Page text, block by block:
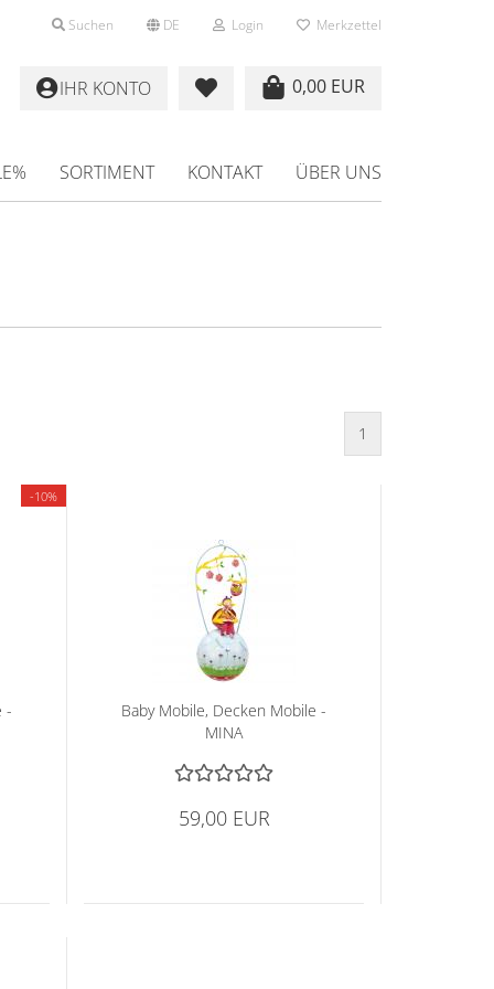
Suchen DE Login Merkzettel
0,00 EUR
IHR KONTO
SORTIMENT KONTAKT ÜBER UNS
1
-10%
-
Baby Mo­bi­le, De­cken Mo­bi­le -
MINA
59,00 EUR